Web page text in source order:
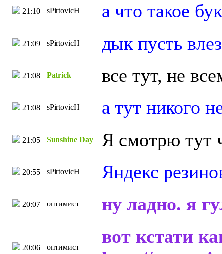
21:10 sPirtovicH а что такое
21:09 sPirtovicH дык пусть
21:08 Patrick все тут, не
21:08 sPirtovicH а тут никого
21:05 Sunshine Day Я смотрю тут
20:55 sPirtovicH Яндекс
20:07 оптимист ну ладно. я
20:06 оптимист
вот кстати